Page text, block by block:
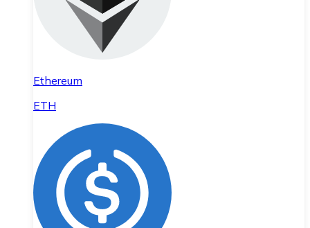
Ethereum
ETH